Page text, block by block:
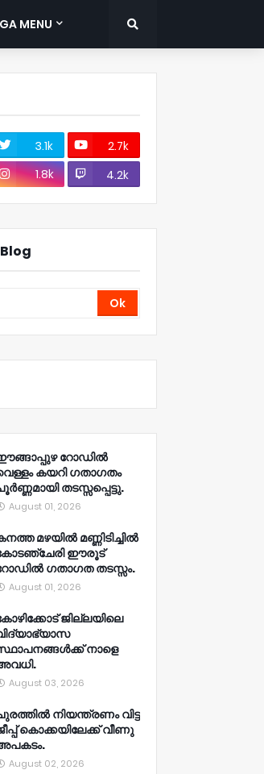
MENU
3.1k
2.7k
1.8k 4.2k
റോഡിൽ
കയറി ഗതാഗതം
തടസ്സപ്പെട്ടു.
August 01, 2026
മഴയിൽ മണ്ണിടിച്ചിൽ
ഈരൂട്
ഗതാഗത തടസ്സം.
August 01, 2026
ജില്ലയിലെ
നാളെ
August 03, 2026
നിയന്ത്രണം വിട്ട
കൊക്കയിലേക്ക് വീണു
August 02, 2026